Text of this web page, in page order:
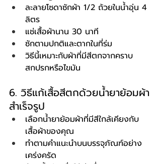
ละลายโซดาซักผ้า 1/2 ถ้วยในน้ำอุ่น 4
ลิตร
แช่เสื้อผ้านาน 30 นาที
ซักตามปกติและตากในที่ร่ม
วิธีนี้เหมาะกับผ้าที่มีสีตกจากคราบ
สกปรกหรือไขมัน
6. วิธีแก้เสื้อสีตกด้วยน้ำยาย้อมผ้า
สำเร็จรูป
เลือกน้ำยาย้อมผ้าที่มีสีใกล้เคียงกับ
เสื้อผ้าของคุณ
ทำตามคำแนะนำบนบรรจุภัณฑ์อย่าง
เคร่งครัด